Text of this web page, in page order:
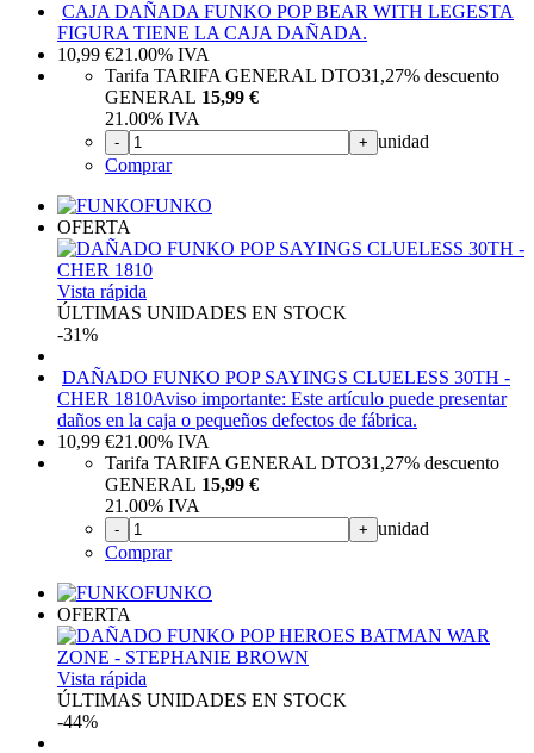
CAJA DAÑADA FUNKO POP BEAR WITH LEGESTA
FIGURA TIENE LA CAJA DAÑADA.
10,99 €21.00% IVA
Tarifa TARIFA GENERAL DTO31,27% descuento
GENERAL 15,99 €
21.00% IVA
- + unidad
Comprar
FUNKO
OFERTA
Vista rápida
ÚLTIMAS UNIDADES EN STOCK
-31%
DAÑADO FUNKO POP SAYINGS CLUELESS 30TH -
CHER 1810Aviso importante: Este artículo puede presentar
daños en la caja o pequeños defectos de fábrica.
10,99 €21.00% IVA
Tarifa TARIFA GENERAL DTO31,27% descuento
GENERAL 15,99 €
21.00% IVA
- + unidad
Comprar
FUNKO
OFERTA
Vista rápida
ÚLTIMAS UNIDADES EN STOCK
-44%